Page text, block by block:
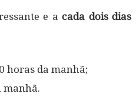
e a cada dois dias
horas da manhã;
manhã.